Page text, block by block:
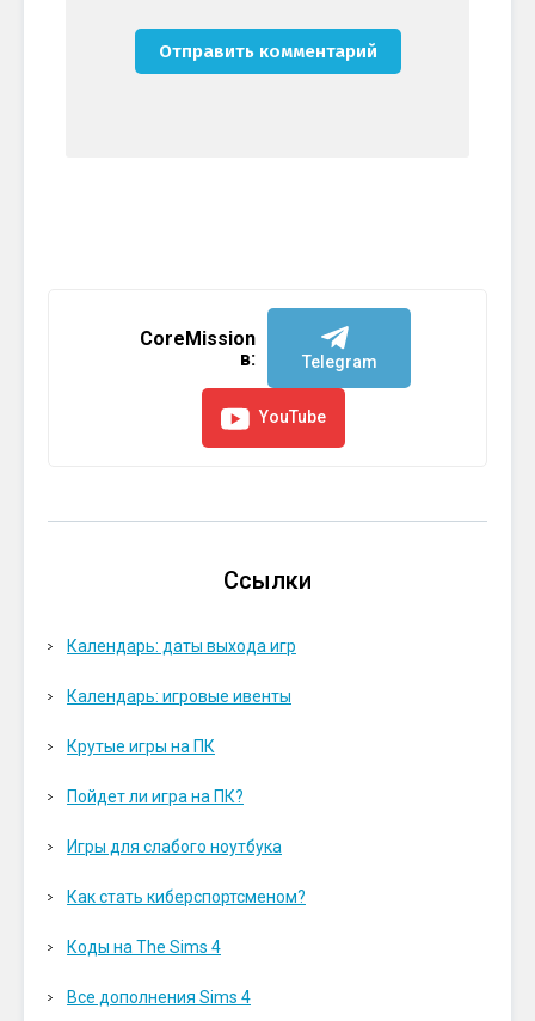
CoreMission
в:
Telegram
YouTube
Ссылки
Календарь: даты выхода игр
Календарь: игровые ивенты
Крутые игры на ПК
Пойдет ли игра на ПК?
Игры для слабого ноутбука
Как стать киберспортсменом?
Коды на The Sims 4
Все дополнения Sims 4